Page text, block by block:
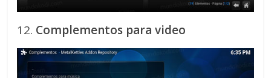
12. Complementos para video